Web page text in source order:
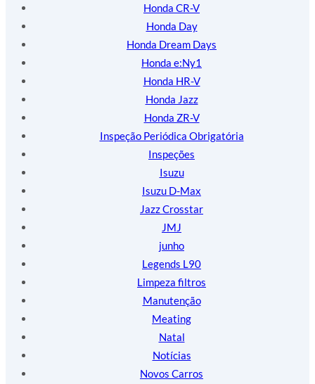
Honda CR-V
Honda Day
Honda Dream Days
Honda e:Ny1
Honda HR-V
Honda Jazz
Honda ZR-V
Inspeção Periódica Obrigatória
Inspeções
Isuzu
Isuzu D-Max
Jazz Crosstar
JMJ
junho
Legends L90
Limpeza filtros
Manutenção
Meating
Natal
Notícias
Novos Carros